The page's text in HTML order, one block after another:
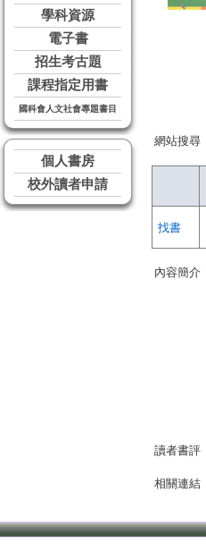
學科資源
電子書
招生考古題
課程指定用書
國科會人文社會專題書目
個人書房
校外讀者申請
網站搜尋
找書
內容簡介
讀者書評
相關連結